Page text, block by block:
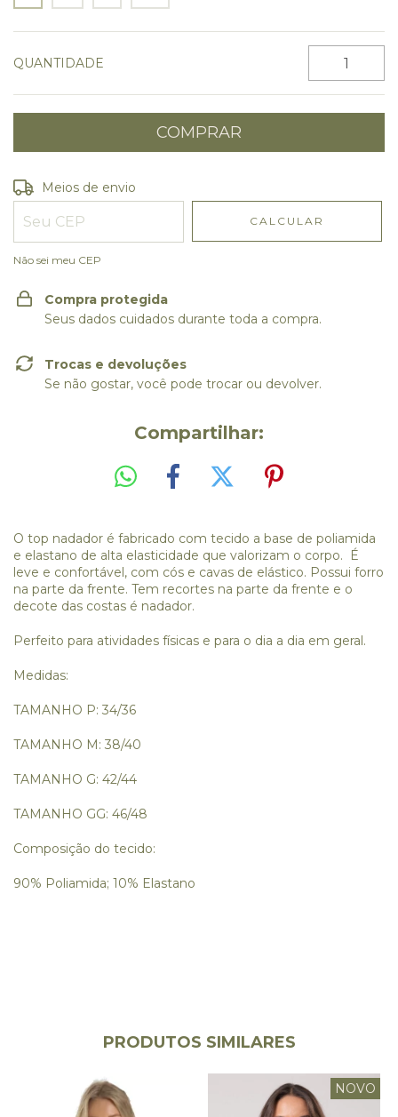
QUANTIDADE
Entregas para o CEP:
Meios de envio
CALCULAR
Não sei meu CEP
Compra protegida
Seus dados cuidados durante toda a compra.
Trocas e devoluções
Se não gostar, você pode trocar ou devolver.
Compartilhar:
O top nadador é fabricado com tecido a base de poliamida
e elastano de alta elasticidade que valorizam o corpo. É
leve e confortável, com cós e cavas de elástico. Possui forro
na parte da frente. Tem recortes na parte da frente e o
decote das costas é nadador.
Perfeito para atividades físicas e para o dia a dia em geral.
Medidas:
TAMANHO P: 34/36
TAMANHO M: 38/40
TAMANHO G: 42/44
TAMANHO GG: 46/48
Composição do tecido:
90% Poliamida; 10% Elastano
PRODUTOS SIMILARES
NOVO